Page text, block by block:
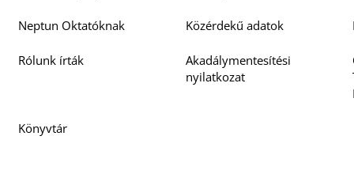
Neptun Oktatóknak Közérdekű adatok
Rólunk írták
Akadálymentesítési
nyilatkozat
Könyvtár